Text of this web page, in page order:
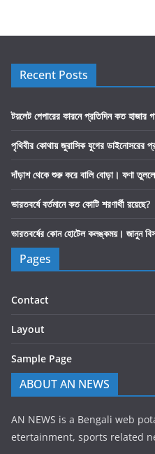
Recent Posts
টয়লেট পেপারের কারনে প্রতিদিন কত হাজার
পৃথিবীর কোথায় জুরাসিক যুগের ডাইনোসরের
দাঁড়াশ থেকে শুরু করে বালি বোড়া। ফণা তুললে
ভারতবর্ষে বর্তমানে কত কোটি শরণার্থী রয়েছে?
ভারতবর্ষের কোন হোটেল কলঙ্কময়। জানুন
Pages
Contact
Layout
Sample Page
ABOUT AN NEWS
AN NEWS is a Bengali web
etertainment, sports related